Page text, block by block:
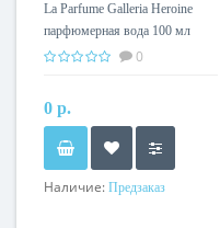
La Parfume Galleria Heroine
парфюмерная вода 100 мл
0
0 р.
Наличие: Предзаказ